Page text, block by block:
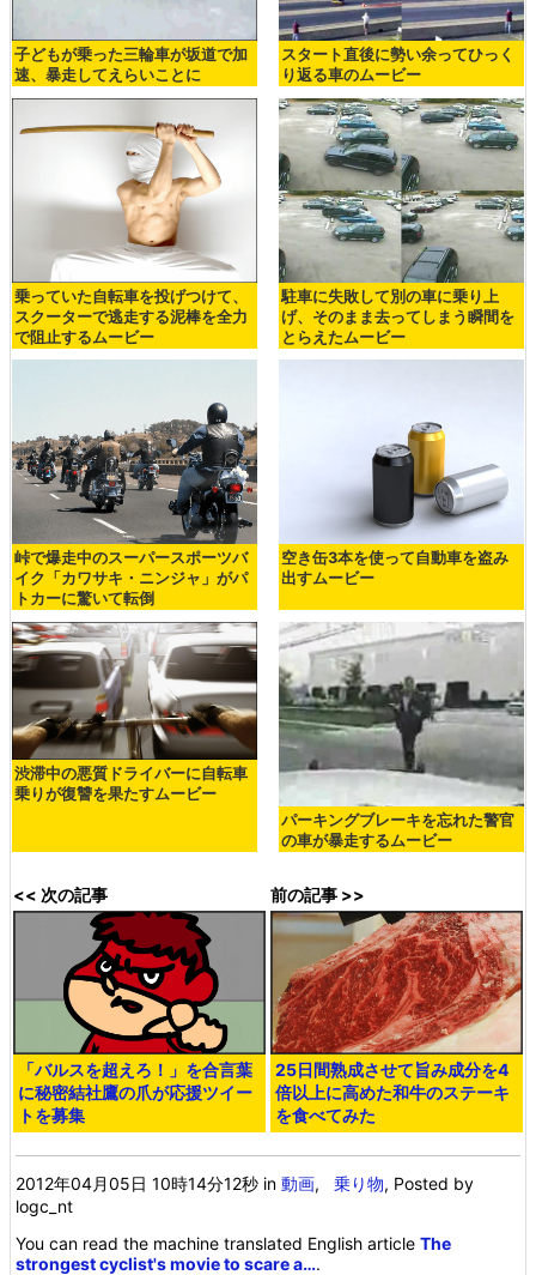
子どもが乗った三輪車が坂道で加
速、暴走してえらいことに
スタート直後に勢い余ってひっく
り返る車のムービー
乗っていた自転車を投げつけて、
スクーターで逃走する泥棒を全力
で阻止するムービー
駐車に失敗して別の車に乗り上
げ、そのまま去ってしまう瞬間を
とらえたムービー
峠で爆走中のスーパースポーツバ
イク「カワサキ・ニンジャ」がパ
トカーに驚いて転倒
空き缶3本を使って自動車を盗み
出すムービー
渋滞中の悪質ドライバーに自転車
乗りが復讐を果たすムービー
パーキングブレーキを忘れた警官
の車が暴走するムービー
<< 次の記事
「バルスを超えろ！」を合言葉
に秘密結社鷹の爪が応援ツイー
トを募集
前の記事 >>
25日間熟成させて旨み成分を4
倍以上に高めた和牛のステーキ
を食べてみた
2012年04月05日 10時14分12秒 in動画,乗り物, Posted by
logc_nt
You can read the machine translated English articleThe
strongest cyclist's movie to scare a….